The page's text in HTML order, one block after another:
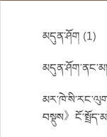
མདུན་ཤོག (1)
བསྡུས》